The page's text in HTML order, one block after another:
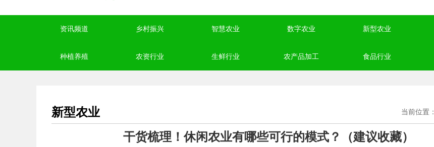
资讯频道 乡村振兴 智慧农业 数字农业 新型农业
种植养殖 农资行业 生鲜行业 农产品加工 食品行业
新型农业 当前位置：
干货梳理！休闲农业有哪些可行的模式？（建议收藏）